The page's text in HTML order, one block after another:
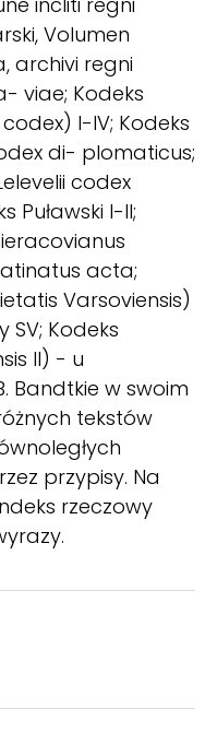
Volumen
archivi regni
viae; Kodeks
I-IV; Kodeks
di- plomaticus;
codex
Puławski I-II;
acta;
Varsoviensis)
Kodeks
II) - u
Bandtkie w swoim
tekstów
przypisy. Na
rzeczowy